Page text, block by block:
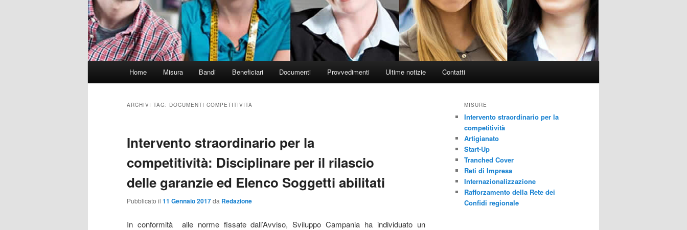
Home Misura Bandi Beneficiari Documenti Provvedimenti Ultime notizie Contatti
ARCHIVI TAG: DOCUMENTI COMPETITIVITÀ
Intervento straordinario per la
competitività: Disciplinare per il rilascio
delle garanzie ed Elenco Soggetti abilitati
Pubblicato il 11 Gennaio 2017da Redazione
In conformità alle norme fissate dall’Avviso, Sviluppo Campania ha individuato un
MISURE
Intervento straordinario per la
competitività
Artigianato
Start-Up
Tranched Cover
Reti di Impresa
Internazionalizzazione
Rafforzamento della Rete dei
Confidi regionale